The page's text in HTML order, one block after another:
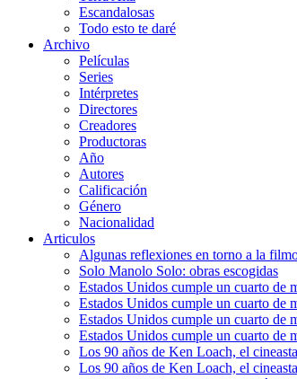
Escandalosas
Todo esto te daré
Archivo
Películas
Series
Intérpretes
Directores
Creadores
Productoras
Año
Autores
Calificación
Género
Nacionalidad
Articulos
Algunas reflexiones en torno a la
Solo Manolo Solo: obras escogidas
Estados Unidos cumple un cuarto de
Estados Unidos cumple un cuarto
Estados Unidos cumple un cuarto de
Estados Unidos cumple un cuarto
Los 90 años de Ken Loach, el
Los 90 años de Ken Loach, el